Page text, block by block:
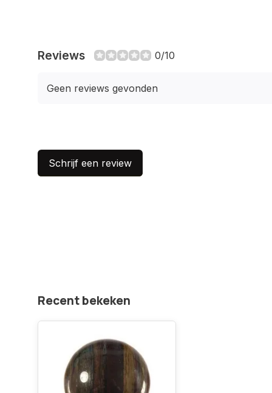
Reviews 0/10
Geen reviews gevonden
Schrijf een review
Recent bekeken